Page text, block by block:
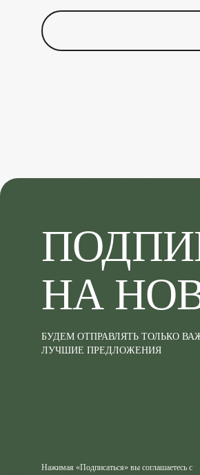
НА
БУДЕМ ОТПРАВЛЯТЬ ТОЛЬКО
ЛУЧШИЕ ПРЕДЛОЖЕНИЯ
Нажимая «Подписаться» вы соглашаетесь с